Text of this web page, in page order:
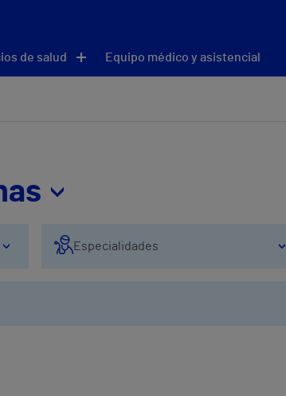
de salud Equipo médico y asistencial
Especialidades